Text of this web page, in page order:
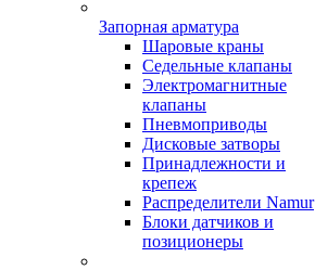
Запорная арматура
Шаровые краны
Седельные клапаны
Электромагнитные
клапаны
Пневмоприводы
Дисковые затворы
Принадлежности и
крепеж
Распределители Namur
Блоки датчиков и
позиционеры